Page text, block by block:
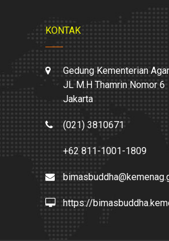
KONTAK
Gedung Kementerian
JL M.H Thamrin Nomor 6
Jakarta
(021) 3810671
+62 811-1001-1809
https://